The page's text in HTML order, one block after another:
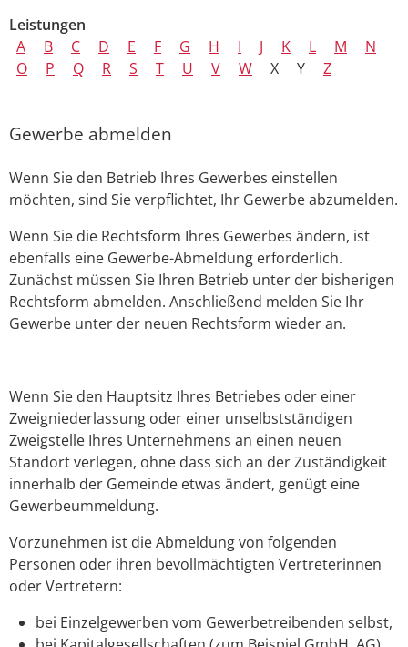
Leistungen
A
B C D E F G H I J K L M
N
O
P Q R S T U V W X Y Z
Gewerbe abmelden
Wenn Sie den Betrieb Ihres Gewerbes einstellen
möchten, sind Sie verpflichtet, Ihr Gewerbe abzumelden.
Wenn Sie die Rechtsform Ihres Gewerbes ändern, ist
ebenfalls eine Gewerbe-Abmeldung erforderlich.
Zunächst müssen Sie Ihren Betrieb unter der bisherigen
Rechtsform abmelden. Anschließend melden Sie Ihr
Gewerbe unter der neuen Rechtsform wieder an.
Wenn Sie den Hauptsitz Ihres Betriebes oder einer
Zweigniederlassung oder einer unselbstständigen
Zweigstelle Ihres Unternehmens an einen neuen
Standort verlegen, ohne dass sich an der Zuständigkeit
innerhalb der Gemeinde etwas ändert, genügt eine
Gewerbeummeldung.
Vorzunehmen ist die Abmeldung von folgenden
Personen oder ihren bevollmächtigten Vertreterinnen
oder Vertretern:
bei Einzelgewerben vom Gewerbetreibenden selbst,